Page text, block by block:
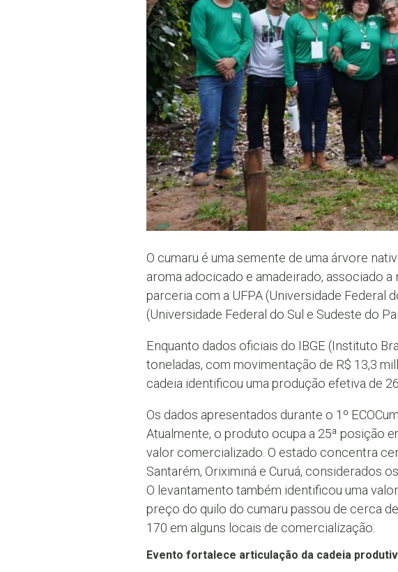
O cumaru é uma semente de uma árvore
aroma adocicado e amadeirado, associado
parceria com a UFPA (Universidade Federal
(Universidade Federal do Sul e Sudeste do
Enquanto dados oficiais do IBGE (Instituto
toneladas, com movimentação de R$ 13,3
cadeia identificou uma produção efetiva de
Os dados apresentados durante o 1º
Atualmente, o produto ocupa a 25ª posição
valor comercializado. O estado concentra
Santarém, Oriximiná e Curuá, considerados
O levantamento também identificou uma
preço do quilo do cumaru passou de cerca
170 em alguns locais de comercialização.
Evento fortalece articulação da cadeia